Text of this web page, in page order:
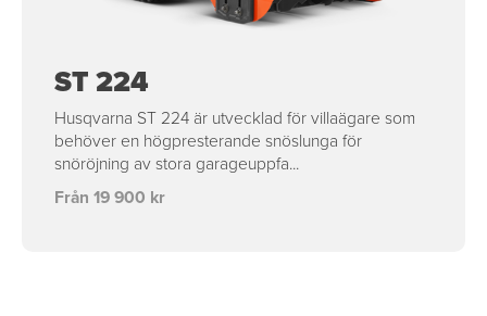
ST 224
Husqvarna ST 224 är utvecklad för villaägare som
behöver en högpresterande snöslunga för
snöröjning av stora garageuppfa...
Från 19 900 kr